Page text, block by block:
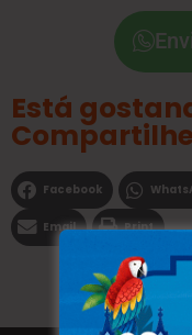
Está
Compartilhe
Facebook
Email Print